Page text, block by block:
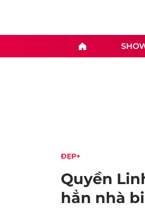
ĐẸP+
Quyền
hẳn nhà